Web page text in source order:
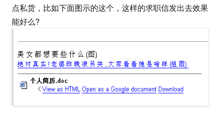
点私货，比如下面图示的这个，这样的求职信发出去效果
能好么?